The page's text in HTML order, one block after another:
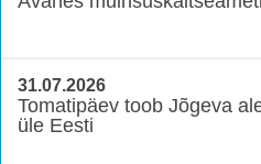
31.07.2026
Tomatipäev toob Jõgeva
üle Eesti